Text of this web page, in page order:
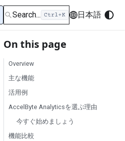
Search... 日本語
On this page
Overview
主な機能
活用例
AccelByte Analyticsを選ぶ理由
今すぐ始めましょう
機能比較